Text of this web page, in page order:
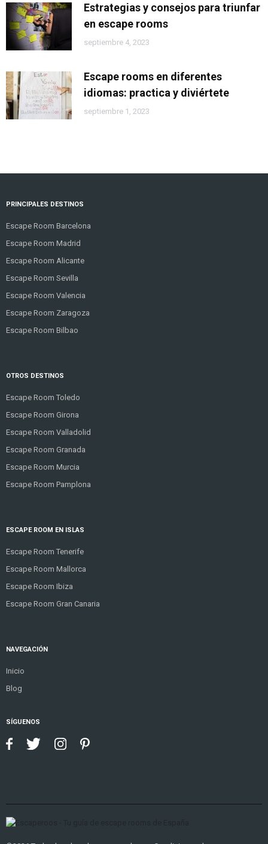
Estrategias y consejos para triunfar
en escape rooms
septiembre 4, 2023
Escape rooms en diferentes
idiomas: practica y diviértete
septiembre 1, 2023
PRINCIPALES DESTINOS
Escape Room Barcelona
Escape Room Madrid
Escape Room Alicante
Escape Room Sevilla
Escape Room Valencia
Escape Room Zaragoza
Escape Room Bilbao
OTROS DESTINOS
Escape Room Toledo
Escape Room Girona
Escape Room Valladolid
Escape Room Granada
Escape Room Murcia
Escape Room Pamplona
ESCAPE ROOM EN ISLAS
Escape Room Tenerife
Escape Room Mallorca
Escape Room Ibiza
Escape Room Gran Canaria
NAVEGACIÓN
Inicio
Blog
SÍGUENOS